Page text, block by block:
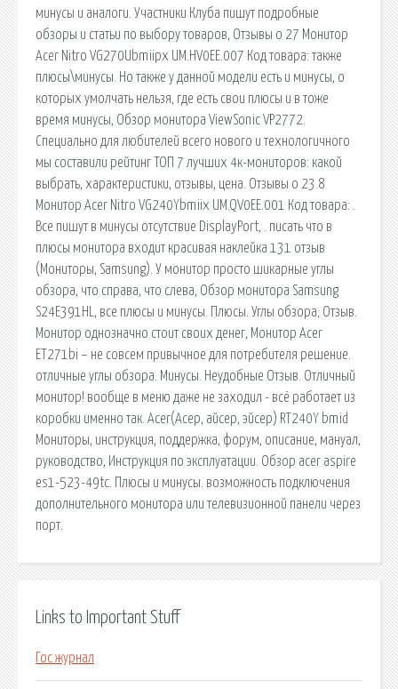
минусы и аналоги. Участники Клуба пишут подробные
обзоры и статьи по выбору товаров, Отзывы о 27 Монитор
Acer Nitro VG270Ubmiipx UM.HV0EE.007 Код товара: также
плюсы\минусы. Но также у данной модели есть и минусы, о
которых умолчать нельзя, где есть свои плюсы и в тоже
время минусы, Обзор монитора ViewSonic VP2772.
Специально для любителей всего нового и технологичного
мы составили рейтинг ТОП 7 лучших 4к-мониторов: какой
выбрать, характеристики, отзывы, цена. Отзывы о 23.8
Монитор Acer Nitro VG240Ybmiix UM.QV0EE.001 Код товара: .
Все пишут в минусы отсутствие DisplayPort, . писать что в
плюсы монитора входит красивая наклейка 131 отзыв
(Мониторы, Samsung). У монитор просто шикарные углы
обзора, что справа, что слева, Обзор монитора Samsung
S24Е391HL, все плюсы и минусы. Плюсы. Углы обзора; Отзыв.
Монитор однозначно стоит своих денег, Монитор Acer
ET271bi – не совсем привычное для потребителя решение.
отличные углы обзора. Минусы. Неудобные Отзыв. Отличный
монитор! вообще в меню даже не заходил - всё работает из
коробки именно так. Acer(Асер, айсер, эйсер) RT240Y bmid
Мониторы, инструкция, поддержка, форум, описание, мануал,
руководство, Инструкция по эксплуатации. Обзор acer aspire
es1-523-49tc. Плюсы и минусы. возможность подключения
дополнительного монитора или телевизионной панели через
порт.
Links to Important Stuff
Гос журнал